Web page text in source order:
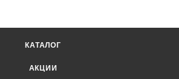
КАТАЛОГ
АКЦИИ